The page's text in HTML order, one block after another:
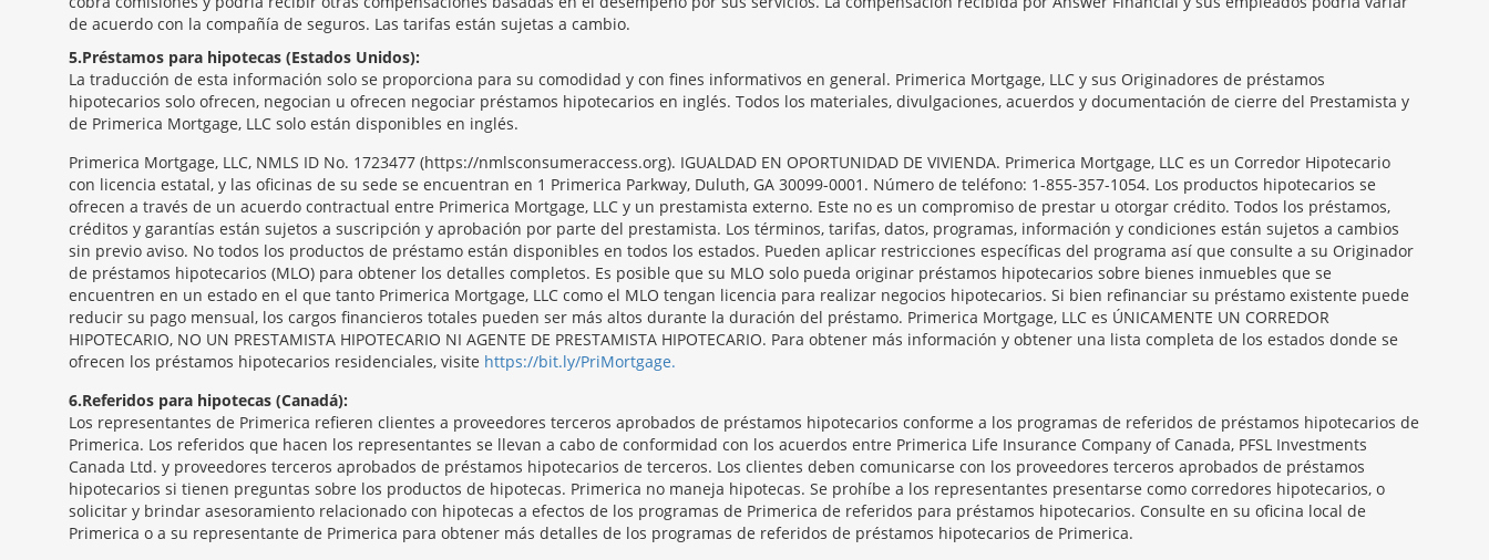
de acuerdo con la compañía de seguros. Las tarifas están sujetas a cambio.
5 Préstamos para hipotecas (Estados Unidos):
La traducción de esta información solo se proporciona para su comodidad y con fines informativos en general. Primerica Mortgage, LLC y sus Originadores de préstamos
hipotecarios solo ofrecen, negocian u ofrecen negociar préstamos hipotecarios en inglés. Todos los materiales, divulgaciones, acuerdos y documentación de cierre del Prestamista y
de Primerica Mortgage, LLC solo están disponibles en inglés.
Primerica Mortgage, LLC, NMLS ID No. 1723477 (https://nmlsconsumeraccess.org). IGUALDAD EN OPORTUNIDAD DE VIVIENDA. Primerica Mortgage, LLC es un Corredor Hipotecario
con licencia estatal, y las oficinas de su sede se encuentran en 1 Primerica Parkway, Duluth, GA 30099-0001. Número de teléfono: 1-855-357-1054. Los productos hipotecarios se
ofrecen a través de un acuerdo contractual entre Primerica Mortgage, LLC y un prestamista externo. Este no es un compromiso de prestar u otorgar crédito. Todos los préstamos,
créditos y garantías están sujetos a suscripción y aprobación por parte del prestamista. Los términos, tarifas, datos, programas, información y condiciones están sujetos a cambios
sin previo aviso. No todos los productos de préstamo están disponibles en todos los estados. Pueden aplicar restricciones específicas del programa así que consulte a su Originador
de préstamos hipotecarios (MLO) para obtener los detalles completos. Es posible que su MLO solo pueda originar préstamos hipotecarios sobre bienes inmuebles que se
encuentren en un estado en el que tanto Primerica Mortgage, LLC como el MLO tengan licencia para realizar negocios hipotecarios. Si bien refinanciar su préstamo existente puede
reducir su pago mensual, los cargos financieros totales pueden ser más altos durante la duración del préstamo. Primerica Mortgage, LLC es ÚNICAMENTE UN CORREDOR
HIPOTECARIO, NO UN PRESTAMISTA HIPOTECARIO NI AGENTE DE PRESTAMISTA HIPOTECARIO. Para obtener más información y obtener una lista completa de los estados donde se
ofrecen los préstamos hipotecarios residenciales, visite https://bit.ly/PriMortgage.
6 Referidos para hipotecas (Canadá):
Los representantes de Primerica refieren clientes a proveedores terceros aprobados de préstamos hipotecarios conforme a los programas de referidos de préstamos hipotecarios de
Primerica. Los referidos que hacen los representantes se llevan a cabo de conformidad con los acuerdos entre Primerica Life Insurance Company of Canada, PFSL Investments
Canada Ltd. y proveedores terceros aprobados de préstamos hipotecarios de terceros. Los clientes deben comunicarse con los proveedores terceros aprobados de préstamos
hipotecarios si tienen preguntas sobre los productos de hipotecas. Primerica no maneja hipotecas. Se prohíbe a los representantes presentarse como corredores hipotecarios, o
solicitar y brindar asesoramiento relacionado con hipotecas a efectos de los programas de Primerica de referidos para préstamos hipotecarios. Consulte en su oficina local de
Primerica o a su representante de Primerica para obtener más detalles de los programas de referidos de préstamos hipotecarios de Primerica.